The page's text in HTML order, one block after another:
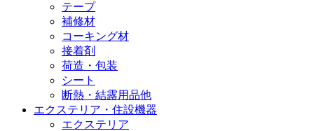
テープ
補修材
コーキング材
接着剤
荷造・包装
シート
断熱・結露用品他
エクステリア・住設機器
エクステリア